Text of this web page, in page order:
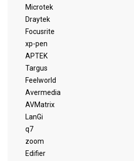
Microtek
Draytek
Focusrite
xp-pen
APTEK
Targus
Feelworld
Avermedia
AVMatrix
LanGi
q7
zoom
Edifier